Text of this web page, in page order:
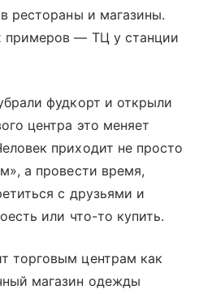
рестораны и магазины.
примеров — ТЦ у станции
фудкорт и открыли
центра это меняет
приходит не просто
а провести время,
с друзьями и
или что-то купить.
торговым центрам как
магазин одежды